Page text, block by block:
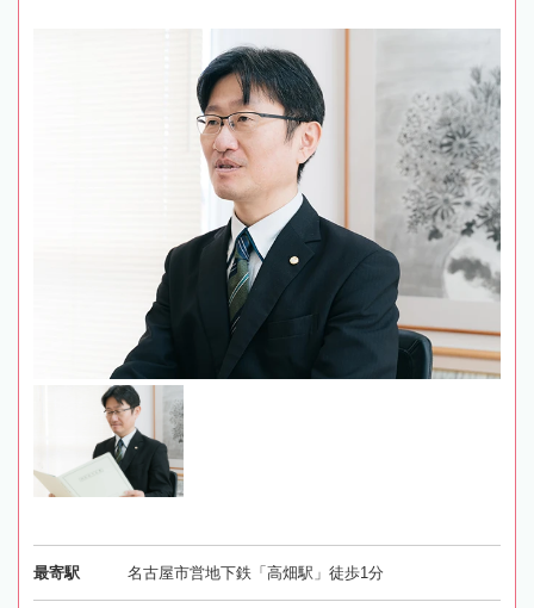
最寄駅 名古屋市営地下鉄「高畑駅」徒歩1分